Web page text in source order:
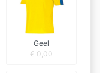
Geel
€ 0,00